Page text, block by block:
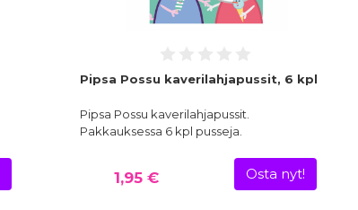
Pipsa Possu kaverilahjapussit, 6 kpl
Pipsa Possu kaverilahjapussit.
Pakkauksessa 6 kpl pusseja.
1,95 € Osta nyt!